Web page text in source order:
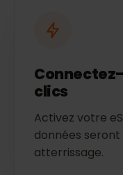
clics
Activez votre
données
atterrissage.